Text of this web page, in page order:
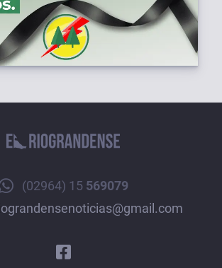
(02964) 15 569079